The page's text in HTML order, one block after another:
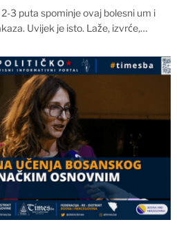
3 puta spominje ovaj bolesni um i
Uvijek je isto. Laže, izvrće,…